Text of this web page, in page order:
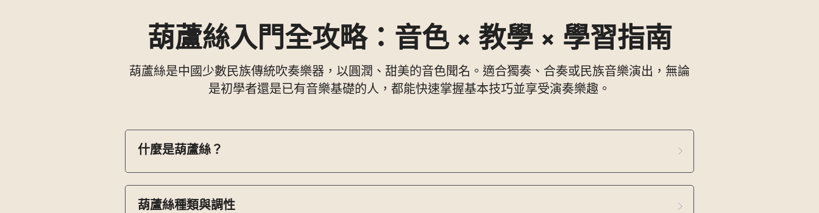
葫蘆絲入門全攻略：音色 × 教學 × 學習指南
葫蘆絲是中國少數民族傳統吹奏樂器，以圓潤、甜美的音色聞名。適合獨奏、合奏或民族音樂演出，無論
是初學者還是已有音樂基礎的人，都能快速掌握基本技巧並享受演奏樂趣。
什麼是葫蘆絲？
葫蘆絲種類與調性